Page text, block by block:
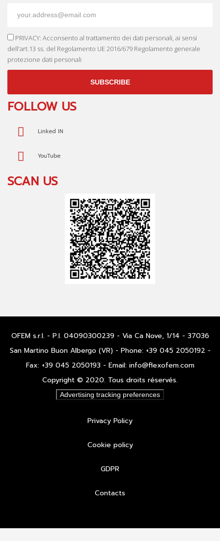
SUBSCRIBE
PRIVACY: Acconsento al trattamento dei dati personali, ai sensi
dell'art.13 ss. del Regolamento UE 2016/679 Regolamento generale
protezione dati personali
FOLLOW US
Linked IN
YouTube
SCAN US
OFEM s.r.l. - P.I. 04090300239 - Via Ca Nove, 1/14 - 37036
San Martino Buon Albergo (VR) - Phone: +39 045 2050192 -
Fax: +39 045 2050193 - Email: info@flexofem.com
Copyright © 2020. Tous droits réservés.
Advertising tracking preferences
Privacy Policy
Cookie policy
GDPR
Contacts